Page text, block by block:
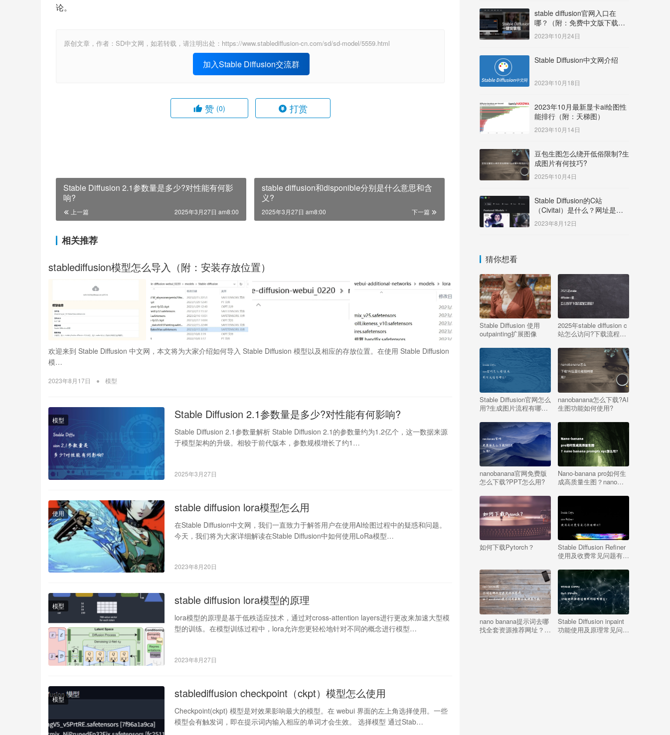
论。
原创文章，作者：SD中文网，如若转载，请注明出处：https://www.stablediffusion-cn.com/sd/sd-model/5559.html
加入Stable Diffusion交流群
赞 (0) 打赏
Stable Diffusion 2.1参数量是多少?对性能有何影
响?
上一篇 2025年3月27日 am8:00
stable diffusion和disponible分别是什么意思和含
义?
下一篇
2025年3月27日 am8:00
相关推荐
stablediffusion模型怎么导入（附：安装存放位置）
欢迎来到 Stable Diffusion 中文网，本文将为大家介绍如何导入 Stable Diffusion 模型以及相应的存放位置。在使用 Stable Diffusion
模…
2023年8月17日 • 模型
模型 Stable Diffusion 2.1参数量是多少?对性能有何影响?
Stable Diffusion 2.1参数量解析 Stable Diffusion 2.1的参数量约为1.2亿个，这一数据来源
于模型架构的升级。相较于前代版本，参数规模增长了约1…
2025年3月27日
使用 stable diffusion lora模型怎么用
在Stable Diffusion中文网，我们一直致力于解答用户在使用AI绘图过程中的疑惑和问题。
今天，我们将为大家详细解读在Stable Diffusion中如何使用LoRa模型…
2023年8月20日
模型 stable diffusion lora模型的原理
lora模型的原理是基于低秩适应技术，通过对cross-attention layers进行更改来加速大型模
型的训练。在模型训练过程中，lora允许您更轻松地针对不同的概念进行模型…
2023年8月27日
模型 stablediffusion checkpoint（ckpt）模型怎么使用
Checkpoint(ckpt) 模型是对效果影响最大的模型。在 webui 界面的左上角选择使用。一些
模型会有触发词，即在提示词内输入相应的单词才会生效。 选择模型 通过Stab…
stable diffusion官网入口在
哪？（附：免费中文版下载安
装教程）
2023年10月24日
Stable Diffusion中文网介绍
2023年10月18日
2023年10月最新显卡ai绘图性
能排行（附：天梯图）
2023年10月14日
豆包生图怎么绕开低俗限制?生
成图片有何技巧?
2025年10月4日
Stable Diffusion的C站
（Civitai）是什么？网址是多
少？
2023年8月12日
猜你想看
Stable Diffusion 使用
outpainting扩展图像
2025年stable diffusion c
站怎么访问?下载流程是
Stable Diffusion官网怎么
用?生成图片流程有哪
nanobanana怎么下载?AI
生图功能如何使用?
nanobanana官网免费版
怎么下载?PPT怎么用?
Nano-banana pro如何生
成高质量生图？nano
么写？
如何下载Pytorch？
Stable Diffusion Refiner
使用及收费常见问题有哪
nano banana提示词去哪
找全套资源推荐网址？
Stable Diffusion inpaint
功能使用及原理常见问题